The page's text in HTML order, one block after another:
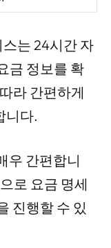
스는 24시간 자
금 정보를 확
라 간편하게
니다.
우 간편합니
로 요금 명세
진행할 수 있